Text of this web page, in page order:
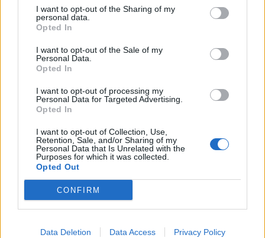
I want to opt-out of the Sharing of my
personal data.
Opted In
I want to opt-out of the Sale of my
Personal Data.
Opted In
I want to opt-out of processing my
Personal Data for Targeted Advertising.
Opted In
I want to opt-out of Collection, Use,
Retention, Sale, and/or Sharing of my
Personal Data that Is Unrelated with the
Purposes for which it was collected.
Opted Out
CONFIRM
Data Deletion Data Access Privacy Policy
2026. augusztus 10., hétfő
Látásjavítás alvás közben: az
éjszakai kontaktlencséről